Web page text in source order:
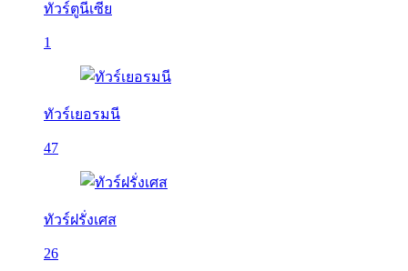
ทัวร์ตูนีเซีย
1
ทัวร์เยอรมนี
47
ทัวร์ฝรั่งเศส
26